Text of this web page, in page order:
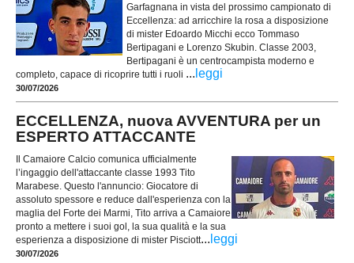
Garfagnana in vista del prossimo campionato di
Eccellenza: ad arricchire la rosa a disposizione
di mister Edoardo Micchi ecco Tommaso
Bertipagani e Lorenzo Skubin. Classe 2003,
Bertipagani è un centrocampista moderno e
completo, capace di ricoprire tutti i ruoli ... leggi
30/07/2026
ECCELLENZA, nuova AVVENTURA per un
ESPERTO ATTACCANTE
Il Camaiore Calcio comunica ufficialmente
l’ingaggio dell'attaccante classe 1993 Tito
Marabese. Questo l'annuncio: Giocatore di
assoluto spessore e reduce dall'esperienza con la
maglia del Forte dei Marmi, Tito arriva a Camaiore
pronto a mettere i suoi gol, la sua qualità e la sua
esperienza a disposizione di mister Pisciott... leggi
30/07/2026